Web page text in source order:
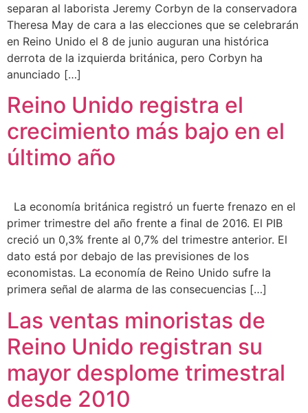
separan al laborista Jeremy Corbyn de la conservadora
Theresa May de cara a las elecciones que se celebrarán
en Reino Unido el 8 de junio auguran una histórica
derrota de la izquierda británica, pero Corbyn ha
anunciado […]
Reino Unido registra el
crecimiento más bajo en el
último año
La economía británica registró un fuerte frenazo en el
primer trimestre del año frente a final de 2016. El PIB
creció un 0,3% frente al 0,7% del trimestre anterior. El
dato está por debajo de las previsiones de los
economistas. La economía de Reino Unido sufre la
primera señal de alarma de las consecuencias […]
Las ventas minoristas de
Reino Unido registran su
mayor desplome trimestral
desde 2010